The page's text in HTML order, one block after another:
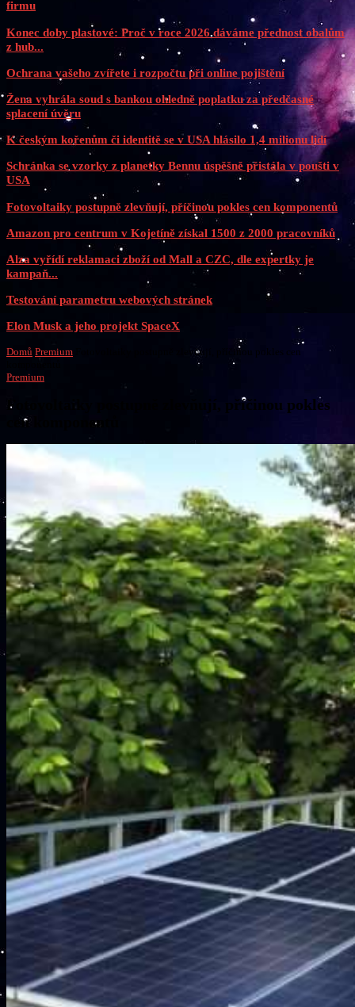
firmu
Konec doby plastové: Proč v roce 2026 dáváme přednost obalům
z hub...
Ochrana vašeho zvířete i rozpočtu při online pojištění
Žena vyhrála soud s bankou ohledně poplatku za předčasné
splacení úvěru
K českým kořenům či identitě se v USA hlásilo 1,4 milionu lidí
Schránka se vzorky z planetky Bennu úspěšně přistála v poušti v
USA
Fotovoltaiky postupně zlevňují, příčinou pokles cen komponentů
Amazon pro centrum v Kojetíně získal 1500 z 2000 pracovníků
Alza vyřídí reklamaci zboží od Mall a CZC, dle expertky je
kampaň...
Testování parametru webových stránek
Elon Musk a jeho projekt SpaceX
Domů Premium
Fotovoltaiky postupně zlevňují, příčinou pokles cen
Premium
Fotovoltaiky postupně zlevňují, příčinou pokles
cen komponentů